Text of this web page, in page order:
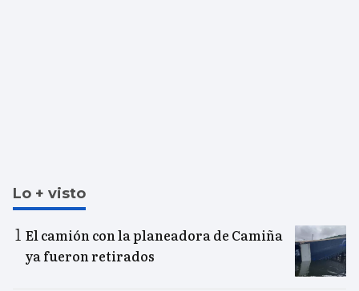
Lo + visto
El camión con la planeadora de Camiña
ya fueron retirados